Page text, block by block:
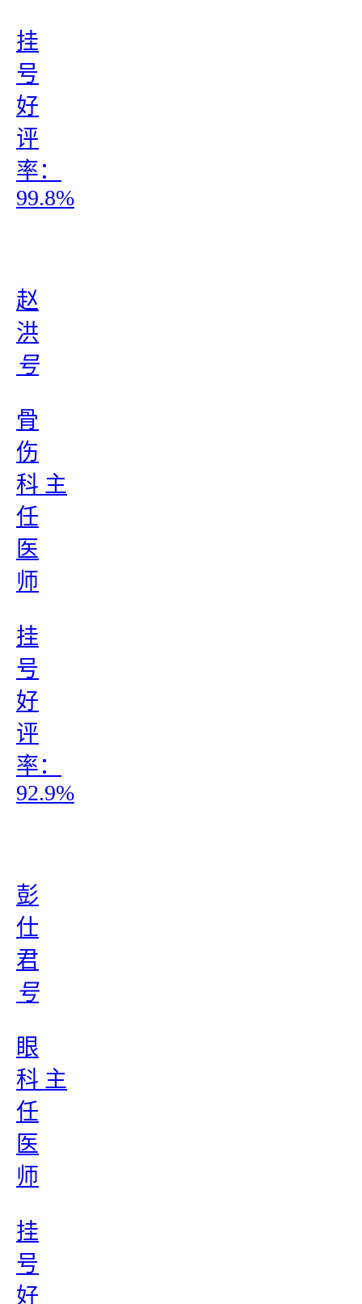
挂
号
好
评
率：
99.8%
赵
洪
号
骨
伤
科 主
任
医
师
挂
号
好
评
率：
92.9%
彭
仕
君
号
眼
科 主
任
医
师
挂
号
好